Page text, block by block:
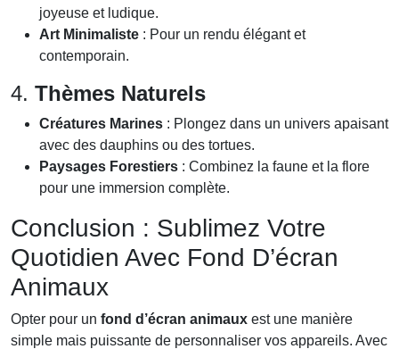
joyeuse et ludique.
Art Minimaliste : Pour un rendu élégant et
contemporain.
4. Thèmes Naturels
Créatures Marines : Plongez dans un univers apaisant
avec des dauphins ou des tortues.
Paysages Forestiers : Combinez la faune et la flore
pour une immersion complète.
Conclusion : Sublimez Votre
Quotidien Avec Fond D’écran
Animaux
Opter pour un fond d’écran animaux est une manière
simple mais puissante de personnaliser vos appareils. Avec